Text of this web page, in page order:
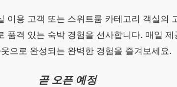
이용 고객 또는 스위트룸 카테고리 객실의
품격 있는 숙박 경험을 선사합니다. 매일
으로 완성되는 완벽한 경험을 즐겨보세요.
곧 오픈 예정